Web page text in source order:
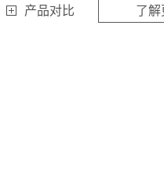
产品对比 了